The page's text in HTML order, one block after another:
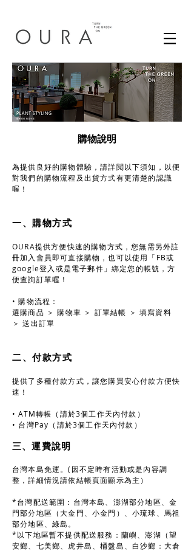
購物說明
為提供良好的購物體驗，請詳閱以下須知，以便
對我們的購物流程及出貨方式有更清楚的認識
喔！
一、購物方式
OURA提供方便快速的購物方式，您無需另外註
冊加入會員即可直接購物，也可以使用「FB或
google登入或是電子郵件」綁定您的帳號，方
便查詢訂單喔！
• 購物流程：
選購商品 ＞ 購物車 ＞ 訂單結帳 ＞ 填寫資料
＞ 送出訂單
二、付款方式
​提供了多種付款方式，讓您購買安心付款方便快
速！
​• ATM轉帳（請於3個工作天內付款）
• 台灣Pay（請於3個工作天內付款）
三、運費說明
台灣本島免運。(因不定時有活動或是內容調
整，詳細情況請依結帳頁面顯示為主）
*台灣配送範圍：台灣本島、澎湖部分地區、金
門部分地區（大金門、小金門）、小琉球、馬祖
部分地區、綠島。
*以下地區暫不提供配送服務：蘭嶼、澎湖（望
安鄉、七美鄉、虎井島、桶盤島、白沙鄉：大倉